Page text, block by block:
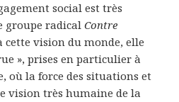
social est très
groupe radicalContre
cette vision du monde, elle
», prises en particulier à
où la force des situations et
vision très humaine de la